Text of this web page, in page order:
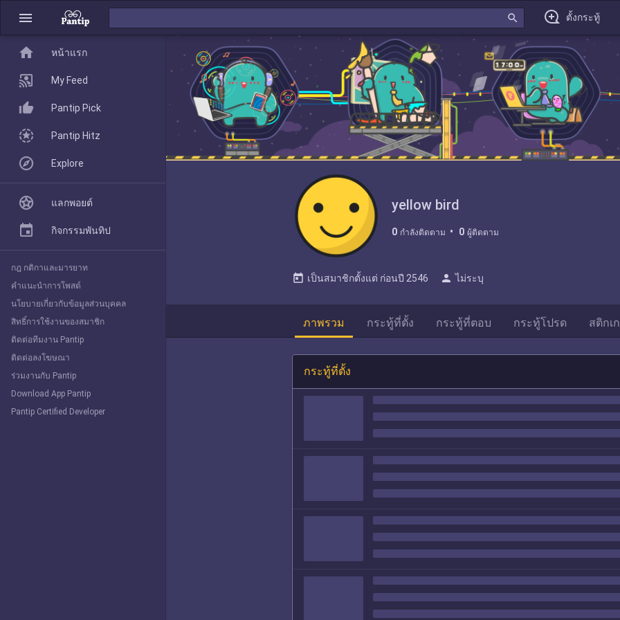
menu search ตั้งกระทู้
yellow bird
0 กำลังติดตาม 0 ผู้ติดตาม
today เป็นสมาชิกตั้งแต่ ก่อนปี 2546 person ไม่ระบุ
ภาพรวม กระทู้ที่ตั้ง กระทู้ที่ตอบ กระทู้โปรด สติกเ
กระทู้ที่ตั้ง
home
Pantip Pick
Explore
home หน้าแรก
My Feed
Pantip Pick
Pantip Hitz
Explore
แลกพอยต์
กิจกรรมพันทิป
กฎ กติกาและมารยาท
คำแนะนำการโพสต์
นโยบายเกี่ยวกับข้อมูลส่วนบุคคล
สิทธิ์การใช้งานของสมาชิก
ติดต่อทีมงาน Pantip
ติดต่อลงโฆษณา
ร่วมงานกับ Pantip
Download App Pantip
Pantip Certified Developer